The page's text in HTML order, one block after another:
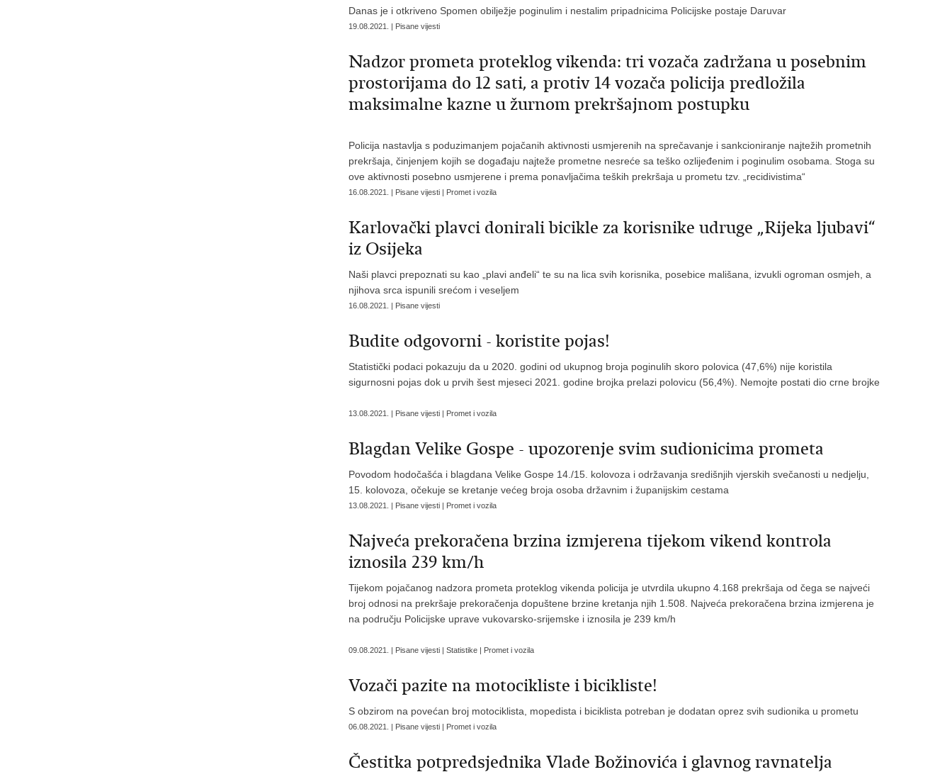
Danas je i otkriveno Spomen obilježje poginulim i nestalim pripadnicima Policijske postaje Daruvar
19.08.2021. | Pisane vijesti
Nadzor prometa proteklog vikenda: tri vozača zadržana u posebnim
prostorijama do 12 sati, a protiv 14 vozača policija predložila
maksimalne kazne u žurnom prekršajnom postupku
Policija nastavlja s poduzimanjem pojačanih aktivnosti usmjerenih na sprečavanje i sankcioniranje najtežih prometnih
prekršaja, činjenjem kojih se događaju najteže prometne nesreće sa teško ozlijeđenim i poginulim osobama. Stoga su
ove aktivnosti posebno usmjerene i prema ponavljačima teških prekršaja u prometu tzv. „recidivistima“
16.08.2021. | Pisane vijesti | Promet i vozila
Karlovački plavci donirali bicikle za korisnike udruge „Rijeka ljubavi“
iz Osijeka
Naši plavci prepoznati su kao „plavi anđeli“ te su na lica svih korisnika, posebice mališana, izvukli ogroman osmjeh, a
njihova srca ispunili srećom i veseljem
16.08.2021. | Pisane vijesti
Budite odgovorni - koristite pojas!
Statistički podaci pokazuju da u 2020. godini od ukupnog broja poginulih skoro polovica (47,6%) nije koristila
sigurnosni pojas dok u prvih šest mjeseci 2021. godine brojka prelazi polovicu (56,4%). Nemojte postati dio crne brojke
13.08.2021. | Pisane vijesti | Promet i vozila
Blagdan Velike Gospe - upozorenje svim sudionicima prometa
Povodom hodočašća i blagdana Velike Gospe 14./15. kolovoza i održavanja središnjih vjerskih svečanosti u nedjelju,
15. kolovoza, očekuje se kretanje većeg broja osoba državnim i županijskim cestama
13.08.2021. | Pisane vijesti | Promet i vozila
Najveća prekoračena brzina izmjerena tijekom vikend kontrola
iznosila 239 km/h
Tijekom pojačanog nadzora prometa proteklog vikenda policija je utvrdila ukupno 4.168 prekršaja od čega se najveći
broj odnosi na prekršaje prekoračenja dopuštene brzine kretanja njih 1.508. Najveća prekoračena brzina izmjerena je
na području Policijske uprave vukovarsko-srijemske i iznosila je 239 km/h
09.08.2021. | Pisane vijesti | Statistike | Promet i vozila
Vozači pazite na motocikliste i bicikliste!
S obzirom na povećan broj motociklista, mopedista i biciklista potreban je dodatan oprez svih sudionika u prometu
06.08.2021. | Pisane vijesti | Promet i vozila
Čestitka potpredsjednika Vlade Božinovića i glavnog ravnatelja